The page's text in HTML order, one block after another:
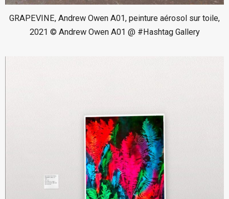
GRAPEVINE, Andrew Owen A01, peinture aérosol sur toile,
2021 © Andrew Owen A01 @ #Hashtag Gallery